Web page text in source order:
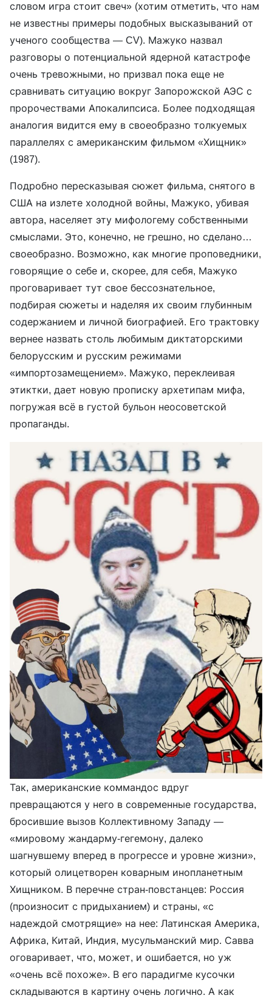
словом игра стоит свеч» (хотим отметить, что нам
не известны примеры подобных высказываний от
ученого сообщества — CV). Мажуко назвал
разговоры о потенциальной ядерной катастрофе
очень тревожными, но призвал пока еще не
сравнивать ситуацию вокруг Запорожской АЭС с
пророчествами Апокалипсиса. Более подходящая
аналогия видится ему в своеобразно толкуемых
параллелях с американским фильмом «Хищник»
(1987).
Подробно пересказывая сюжет фильма, снятого в
США на излете холодной войны, Мажуко, убивая
автора, населяет эту мифологему собственными
смыслами. Это, конечно, не грешно, но сделано…
своеобразно. Возможно, как многие проповедники,
говорящие о себе и, скорее, для себя, Мажуко
проговаривает тут свое бессознательное,
подбирая сюжеты и наделяя их своим глубинным
содержанием и личной биографией. Его трактовку
вернее назвать столь любимым диктаторскими
белорусским и русским режимами
«импортозамещением». Мажуко, переклеивая
этиктки, дает новую прописку архетипам мифа,
погружая всё в густой бульон неосоветской
пропаганды.
Так, американские коммандос вдруг
превращаются у него в современные государства,
бросившие вызов Коллективному Западу —
«мировому жандарму-гегемону, далеко
шагнувшему вперед в прогрессе и уровне жизни»,
который олицетворен коварным инопланетным
Хищником. В перечне стран-повстанцев: Россия
(произносит с придыханием) и страны, «с
надеждой смотрящие» на нее: Латинская Америка,
Африка, Китай, Индия, мусульманский мир. Савва
оговаривает, что, может, и ошибается, но уж
«очень всё похоже». В его парадигме кусочки
складываются в картину очень логично. А как